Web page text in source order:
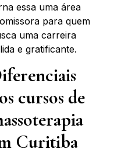
essa uma área
para quem
uma carreira
e gratificante.
cursos de
Curitiba